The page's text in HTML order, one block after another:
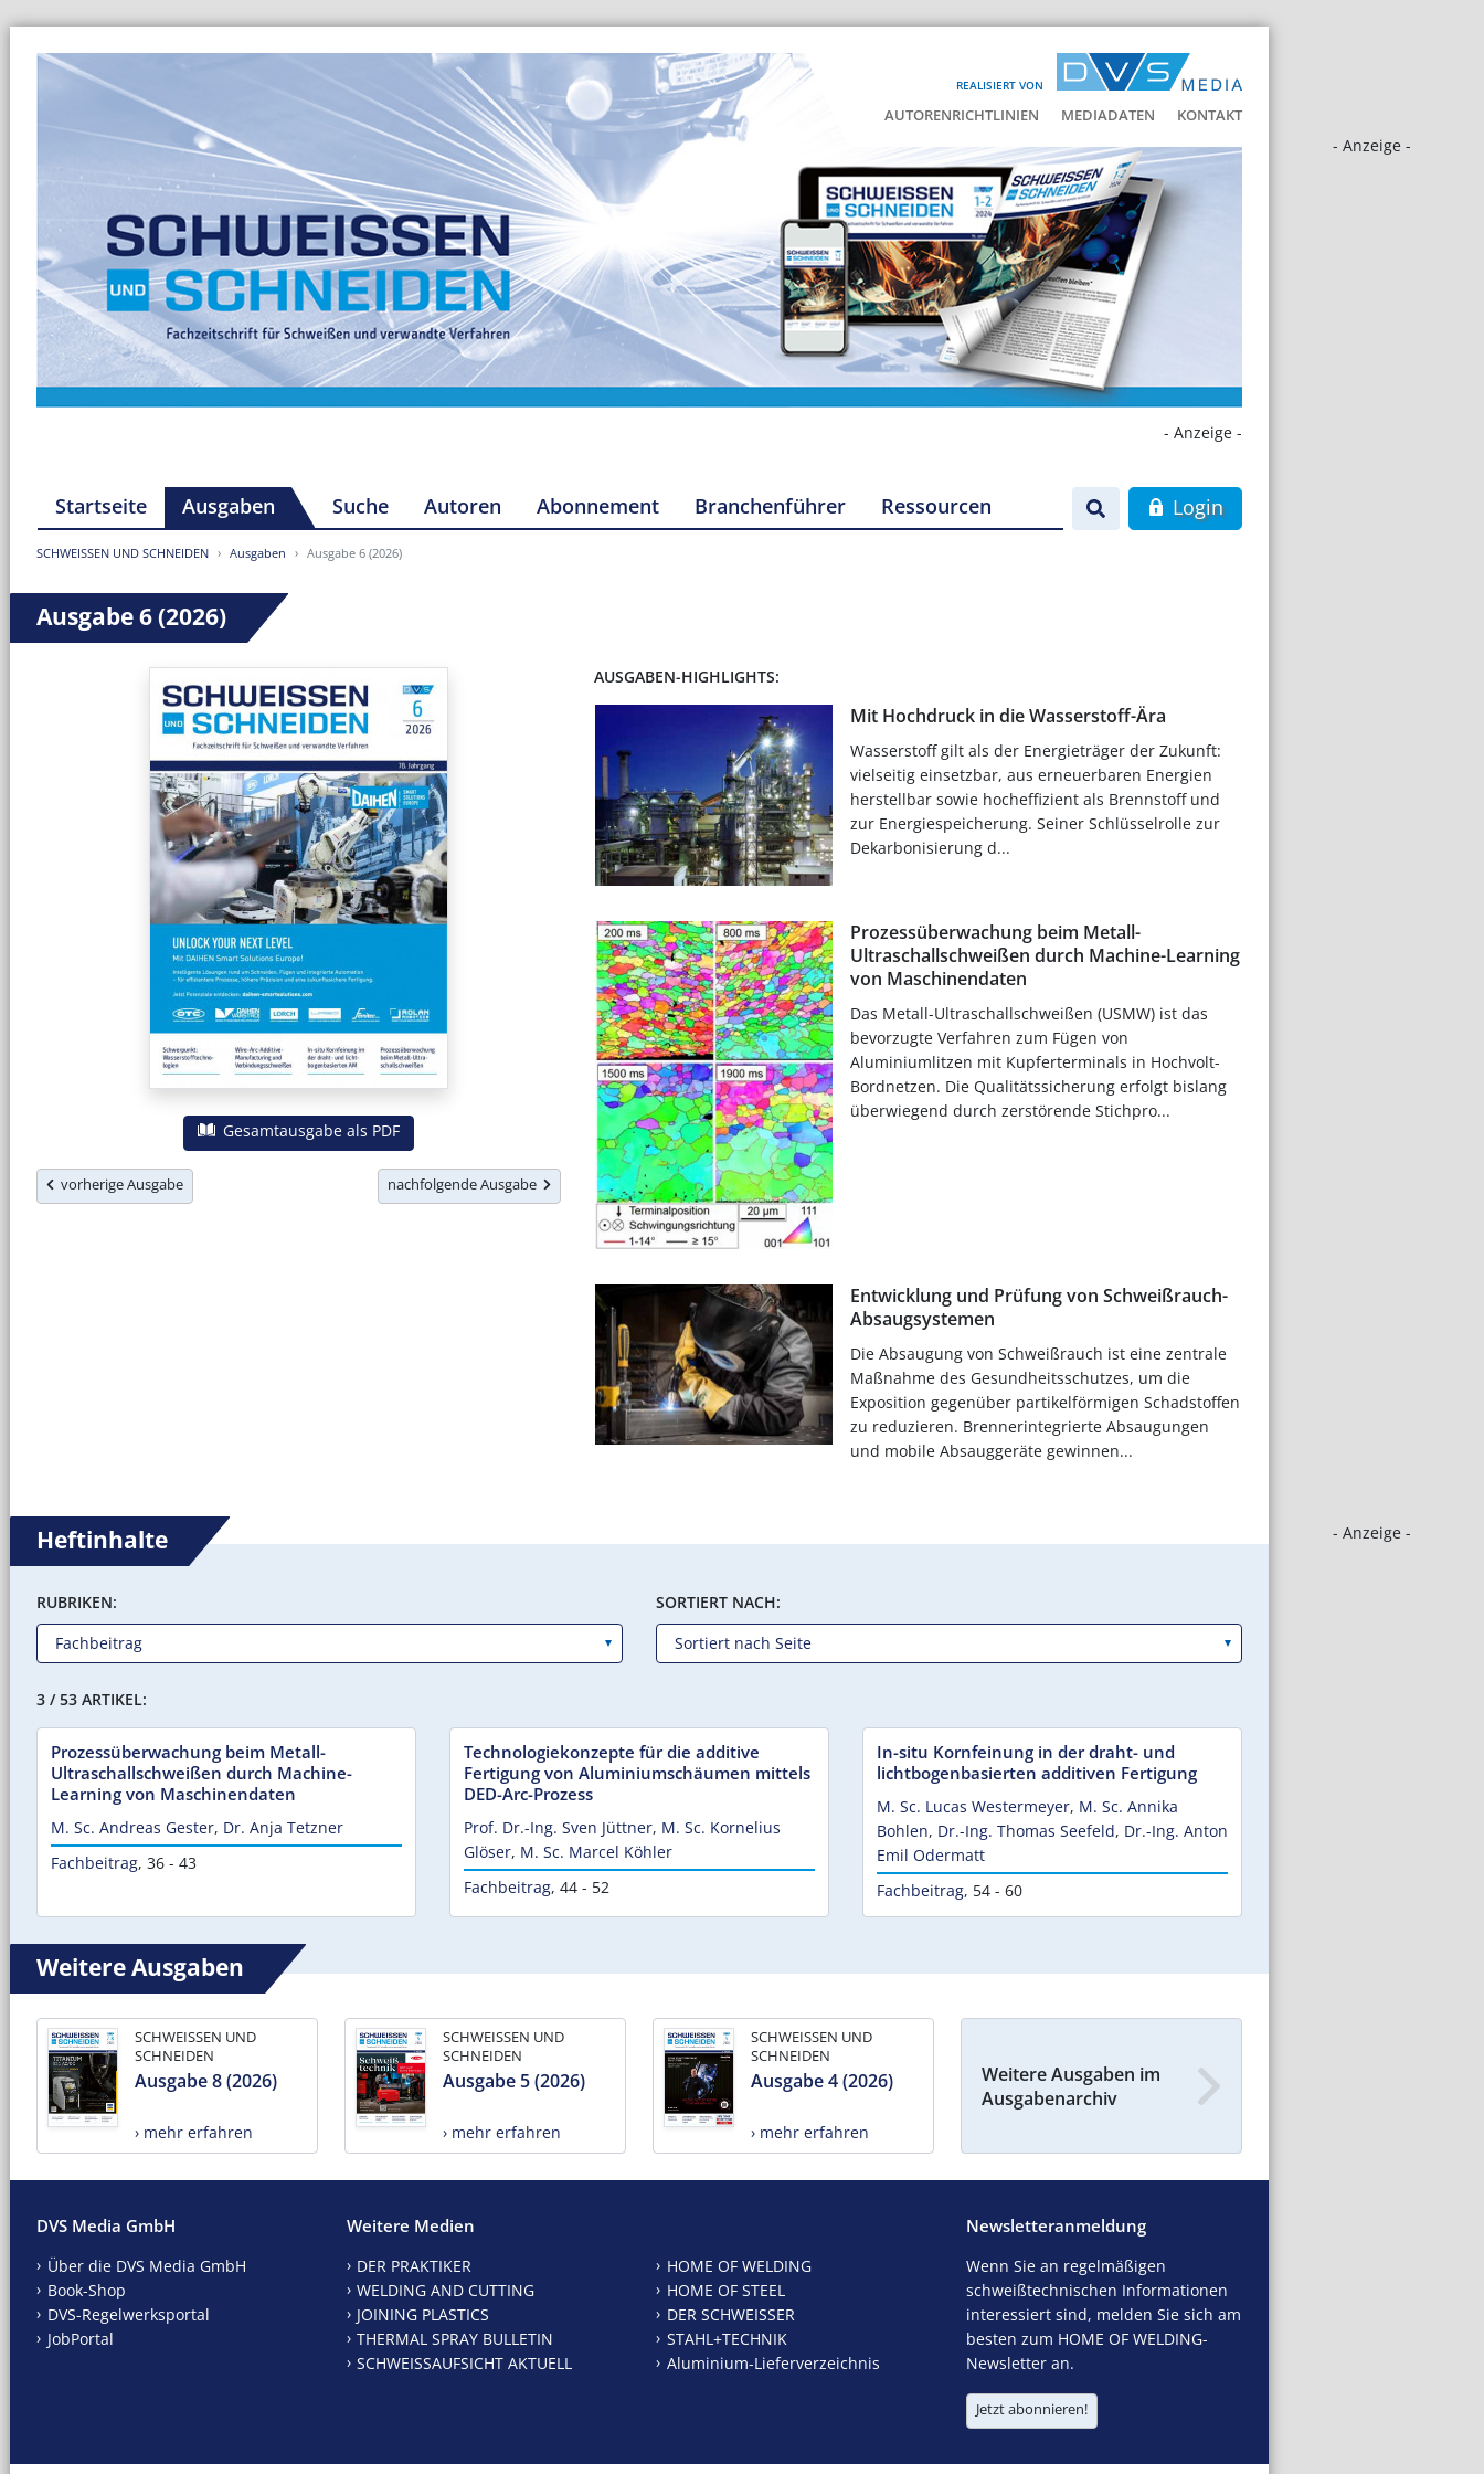
REALISIERT VON
AUTORENRICHTLINIEN MEDIADATEN KONTAKT
- Anzeige -
- Anzeige -
- Anzeige -
Startseite Ausgaben Suche Autoren Abonnement Branchenführer Ressourcen Login
SCHWEISSEN UND SCHNEIDEN Ausgaben Ausgabe 6 (2026)
Ausgabe 6 (2026)
Gesamtausgabe als PDF
vorherige Ausgabe nachfolgende Ausgabe
AUSGABEN-HIGHLIGHTS:
Mit Hochdruck in die Wasserstoff-Ära
Wasserstoff gilt als der Energieträger der Zukunft:
vielseitig einsetzbar, aus erneuerbaren Energien
herstellbar sowie hocheffizient als Brennstoff und
zur Energiespeicherung. Seiner Schlüsselrolle zur
Dekarbonisierung d...
Prozessüberwachung beim Metall-
Ultraschallschweißen durch Machine-Learning
von Maschinendaten
Das Metall-Ultraschallschweißen (USMW) ist das
bevorzugte Verfahren zum Fügen von
Aluminiumlitzen mit Kupferterminals in Hochvolt-
Bordnetzen. Die Qualitätssicherung erfolgt bislang
überwiegend durch zerstörende Stichpro...
Entwicklung und Prüfung von Schweißrauch-
Absaugsystemen
Die Absaugung von Schweißrauch ist eine zentrale
Maßnahme des Gesundheitsschutzes, um die
Exposition gegenüber partikelförmigen Schadstoffen
zu reduzieren. Brennerintegrierte Absaugungen
und mobile Absauggeräte gewinnen...
Heftinhalte
RUBRIKEN: SORTIERT NACH:
3 / 53 ARTIKEL:
Prozessüberwachung beim Metall-
Ultraschallschweißen durch Machine-
Learning von Maschinendaten
M. Sc. Andreas Gester, Dr. Anja Tetzner
Fachbeitrag, 36 - 43
Technologiekonzepte für die additive
Fertigung von Aluminiumschäumen mittels
DED-Arc-Prozess
Prof. Dr.-Ing. Sven Jüttner, M. Sc. Kornelius
Glöser, M. Sc. Marcel Köhler
Fachbeitrag, 44 - 52
In-situ Kornfeinung in der draht- und
lichtbogenbasierten additiven Fertigung
M. Sc. Lucas Westermeyer, M. Sc. Annika
Bohlen, Dr.-Ing. Thomas Seefeld, Dr.-Ing. Anton
Emil Odermatt
Fachbeitrag, 54 - 60
Weitere Ausgaben
SCHWEISSEN UND
SCHNEIDEN
Ausgabe 8 (2026)
› mehr erfahren
SCHWEISSEN UND
SCHNEIDEN
Ausgabe 5 (2026)
› mehr erfahren
SCHWEISSEN UND
SCHNEIDEN
Ausgabe 4 (2026)
› mehr erfahren
Weitere Ausgaben im
Ausgabenarchiv
DVS Media GmbH
Über die DVS Media GmbH
Book-Shop
DVS-Regelwerksportal
JobPortal
Weitere Medien
DER PRAKTIKER
WELDING AND CUTTING
JOINING PLASTICS
THERMAL SPRAY BULLETIN
SCHWEISSAUFSICHT AKTUELL
HOME OF WELDING
HOME OF STEEL
DER SCHWEISSER
STAHL+TECHNIK
Aluminium-Lieferverzeichnis
Newsletteranmeldung
Wenn Sie an regelmäßigen
schweißtechnischen Informationen
interessiert sind, melden Sie sich am
besten zum HOME OF WELDING-
Newsletter an.
Jetzt abonnieren!